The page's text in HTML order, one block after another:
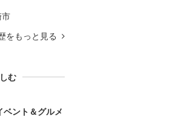
をもっと見る
む
ント＆グルメ